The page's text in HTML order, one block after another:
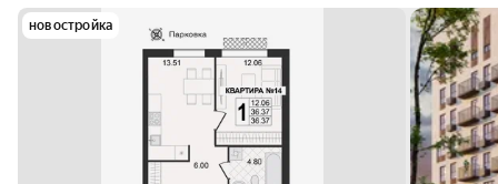
новостройка